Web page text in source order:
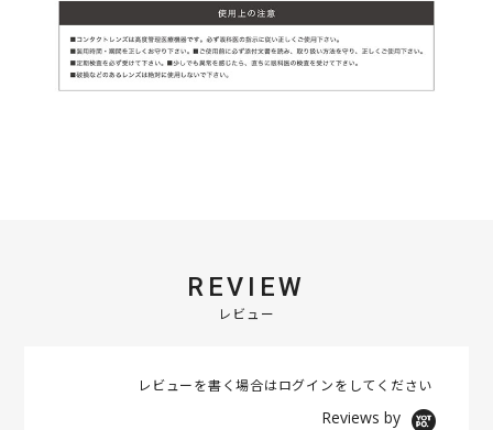
REVIEW
レビュー
レビューを書く場合はログイン をしてください
Reviews by